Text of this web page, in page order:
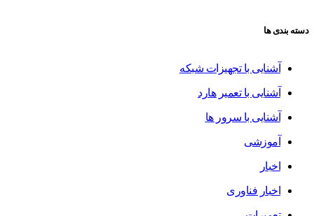
دسته بندی ها
آشنایی با تجهیزات شبکه
آشنایی با تعمیر هارد
آشنایی با سرور ها
آموزشی
اخبار
اخبار فناوری